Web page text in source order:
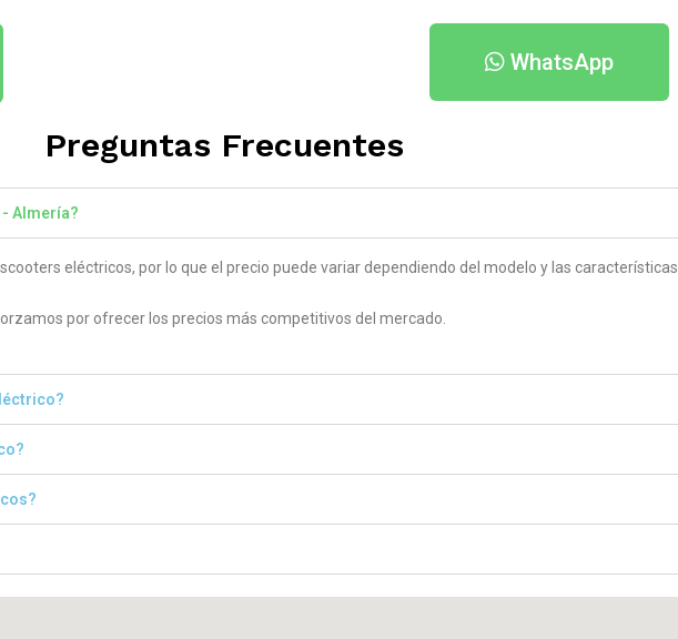
WhatsApp
Preguntas Frecuentes
Almería?
eléctricos, por lo que el precio puede variar dependiendo del modelo y las características.
por ofrecer los precios más competitivos del mercado.